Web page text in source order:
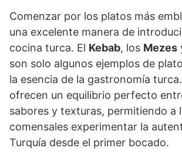
Comenzar por los platos más
una excelente manera de
cocina turca. El Kebab, los Mezes
son solo algunos ejemplos de
la esencia de la gastronomía
ofrecen un equilibrio perfecto
sabores y texturas, permitiendo a
comensales experimentar la
Turquía desde el primer bocado.